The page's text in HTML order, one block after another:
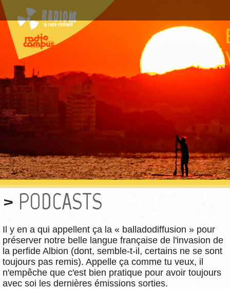
PODCASTS
Il y en a qui appellent ça la « balladodiffusion » pour
préserver notre belle langue française de l'invasion de
la perfide Albion (dont, semble-t-il, certains ne se sont
toujours pas remis). Appelle ça comme tu veux, il
n'empêche que c'est bien pratique pour avoir toujours
avec soi les dernières émissions sorties.